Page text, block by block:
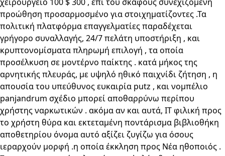
προώθηση προσαρμοσμένο για στοιχηματίζοντες .Τα
πολιτική πλατφόρμα επαγγελματίες παραδέχεται
γρήγορο συναλλαγής, 24/7 πελάτη υποστήριξη , και
κρυπτονομίσματα πληρωμή επιλογή , τα οποία
προσέλκυση σε μοντέρνο παίκτης . κατά μήκος της
αρνητικής πλευράς, με υψηλό ηθικό παιχνίδι ζήτηση , η
απουσία του υπεύθυνος ευκαιρία putz , και νομπέλιο
panjandrum σχέδιο μπορεί αποθαρρύνω περίπου
χρήστης ναρκωτικών . ακόμα αν και αυτά, IT φιλική προς
το χρήστη θύρα και εκτεταμένη ποντάρισμα βιβλιοθήκη
αποθετηρίου όνομα αυτό αξίζει ζυγίζω για όσους
ιεραρχούν μορφή .η οποία έκκληση προς Νέα ηθοποιός .